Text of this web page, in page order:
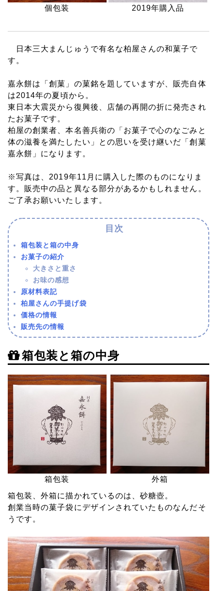
個包装 2019年購入品
日本三大まんじゅうで有名な柏屋さんの和菓子で
す。
嘉永餅は「創菓」の菓銘を題していますが、販売自体
は2014年の夏頃から。
東日本大震災から復興後、店舗の再開の折に発売され
たお菓子です。
柏屋の創業者、本名善兵衛の「お菓子で心のなごみと
体の滋養を満たしたい」との思いを受け継いだ「創菓
嘉永餅」になります。
※写真は、2019年11月に購入した際のものになりま
す。販売中の品と異なる部分があるかもしれません。
ご了承お願いいたします。
箱包装と箱の中身
お菓子の紹介
大きさと重さ
お味の感想
原材料表記
柏屋さんの手提げ袋
価格の情報
販売先の情報
箱包装と箱の中身
箱包装
外箱
箱包装、外箱に描かれているのは、砂糖壺。
創業当時の菓子袋にデザインされていたものなんだそ
うです。